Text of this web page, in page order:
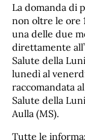
La domanda di
non oltre le ore
una delle due
direttamente
Salute della
lunedì al
raccomandata
Salute della
Aulla (MS).
Tutte le